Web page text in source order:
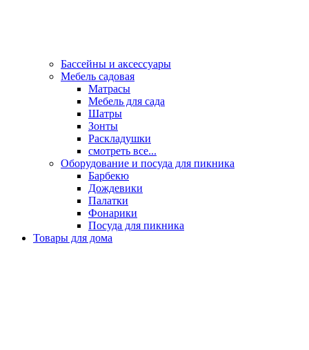
Бассейны и аксессуары
Мебель садовая
Матрасы
Мебель для сада
Шатры
Зонты
Раскладушки
смотреть все...
Оборудование и посуда для пикника
Барбекю
Дождевики
Палатки
Фонарики
Посуда для пикника
Товары для дома